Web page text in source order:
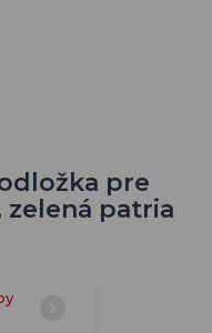
pre
zelená patria